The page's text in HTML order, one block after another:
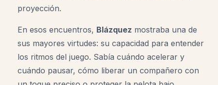
proyección.
En esos encuentros, Blázquez mostraba una de
sus mayores virtudes: su capacidad para entender
los ritmos del juego. Sabía cuándo acelerar y
cuándo pausar, cómo liberar un compañero con